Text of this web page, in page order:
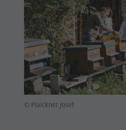
© Plaickner Josef